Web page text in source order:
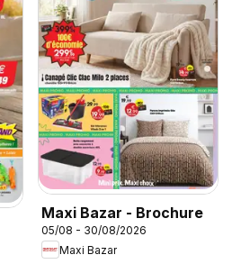
Maxi Bazar - Brochure
05/08 - 30/08/2026
Maxi Bazar